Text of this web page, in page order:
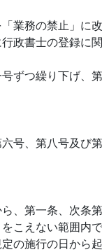
業務の禁止」に改
政書士の登録に
ずつ繰り下げ、
号、第八号及び
、第一条、次条
こえない範囲内
の施行の日から